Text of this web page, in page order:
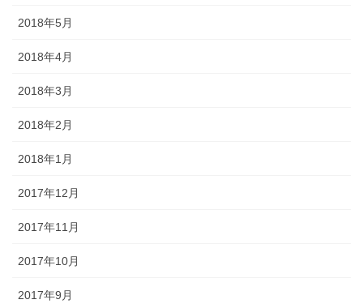
2018年5月
2018年4月
2018年3月
2018年2月
2018年1月
2017年12月
2017年11月
2017年10月
2017年9月